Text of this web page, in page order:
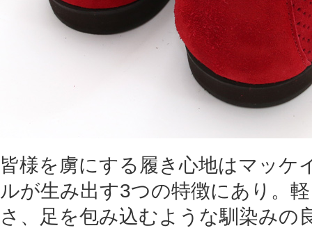
皆様を虜にする履き心地はマッケ
ルが生み出す3つの特徴にあり。
さ、足を包み込むような馴染みの